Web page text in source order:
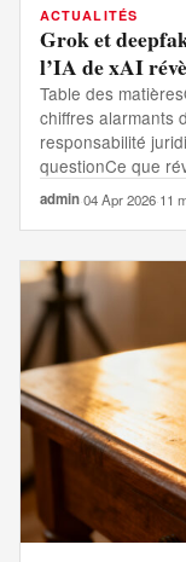
ACTUALITÉS
Grok et
l’IA de xAI
Table des
chiffres alarmants
responsabilité
questionCe que
admin·04 Apr 2026·11